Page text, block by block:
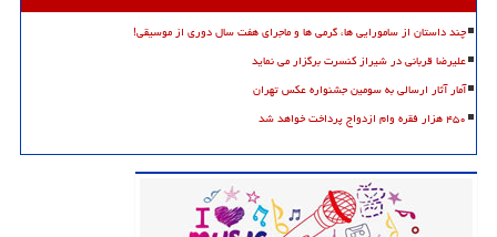
چند داستان از سامورایی ها، گرمی ها و ماجرای هفت سال دوری از موسیقی!
علیرضا قربانی در شیراز کنسرت برگزار می نماید
آمار آثار ارسالی به سومین جشنواره عکس تهران
۴۵۰ هزار فقره وام ازدواج پرداخت خواهد شد